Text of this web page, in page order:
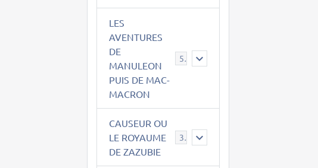
LES
AVENTURES
DE
MANULEON
PUIS DE MAC-
MACRON
543
CAUSEUR OU
LE ROYAUME
DE ZAZUBIE
38